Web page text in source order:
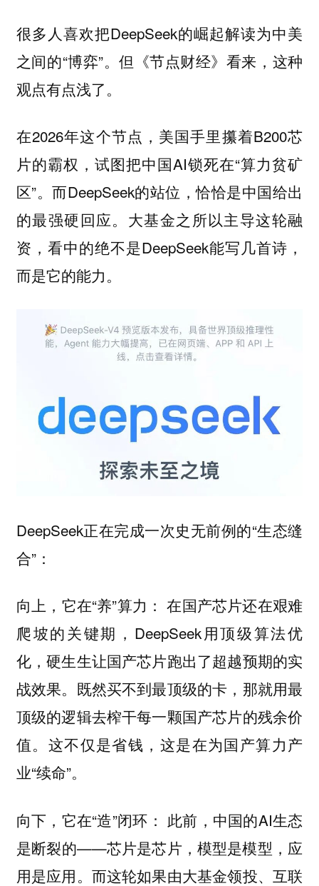
很多人喜欢把DeepSeek的崛起解读为中美
之间的“博弈”。但《节点财经》看来，这种
观点有点浅了。
在2026年这个节点，美国手里攥着B200芯
片的霸权，试图把中国AI锁死在“算力贫矿
区”。而DeepSeek的站位，恰恰是中国给出
的最强硬回应。大基金之所以主导这轮融
资，看中的绝不是DeepSeek能写几首诗，
而是它的能力。
DeepSeek正在完成一次史无前例的“生态缝
合”：
向上，它在“养”算力： 在国产芯片还在艰难
爬坡的关键期，DeepSeek用顶级算法优
化，硬生生让国产芯片跑出了超越预期的实
战效果。既然买不到最顶级的卡，那就用最
顶级的逻辑去榨干每一颗国产芯片的残余价
值。这不仅是省钱，这是在为国产算力产
业“续命”。
向下，它在“造”闭环： 此前，中国的AI生态
是断裂的——芯片是芯片，模型是模型，应
用是应用。而这轮如果由大基金领投、互联